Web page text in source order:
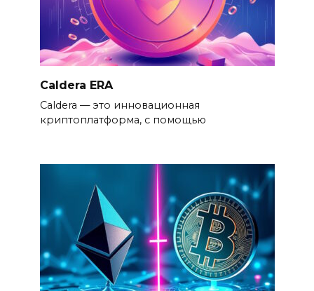
Caldera ERA
Caldera — это инновационная
криптоплатформа, с помощью